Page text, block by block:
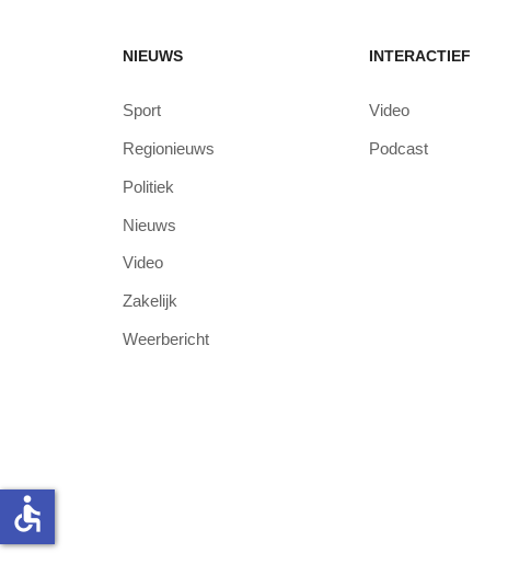
NIEUWS
Sport
Regionieuws
Politiek
Nieuws
Video
Zakelijk
Weerbericht
INTERACTIEF
Video
Podcast
accessible